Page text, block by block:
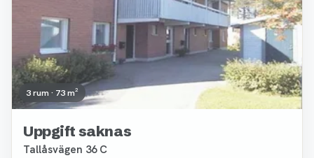
3 rum · 73 m²
Uppgift saknas
Tallåsvägen 36 C